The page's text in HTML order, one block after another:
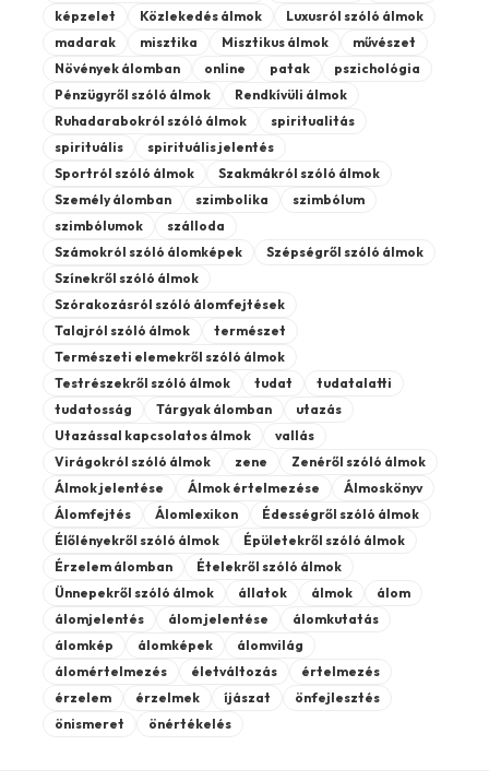
képzelet
Közlekedés álmok
Luxusról szóló álmok
madarak
misztika Misztikus álmok
művészet
Növények álomban
online patak
pszichológia
Pénzügyről szóló álmok
Rendkívüli álmok
Ruhadarabokról szóló álmok
spiritualitás
spirituális
spirituális jelentés
Sportról szóló álmok
Szakmákról szóló álmok
Személy álomban
szimbolika
szimbólum
szimbólumok
szálloda
Számokról szóló álomképek
Szépségről szóló álmok
Színekről szóló álmok
Szórakozásról szóló álomfejtések
Talajról szóló álmok
természet
Természeti elemekről szóló álmok
Testrészekről szóló álmok
tudat
tudatalatti
tudatosság
Tárgyak álomban
utazás
Utazással kapcsolatos álmok
vallás
Virágokról szóló álmok
zene
Zenéről szóló álmok
Álmok jelentése
Álmok értelmezése
Álmoskönyv
Álomfejtés
Álomlexikon
Édességről szóló álmok
Élőlényekről szóló álmok
Épületekről szóló álmok
Érzelem álomban
Ételekről szóló álmok
Ünnepekről szóló álmok
állatok álmok
álom
álomjelentés
álom jelentése
álomkutatás
álomkép
álomképek
álomvilág
álomértelmezés
életváltozás
értelmezés
érzelem
érzelmek íjászat
önfejlesztés
önismeret
önértékelés